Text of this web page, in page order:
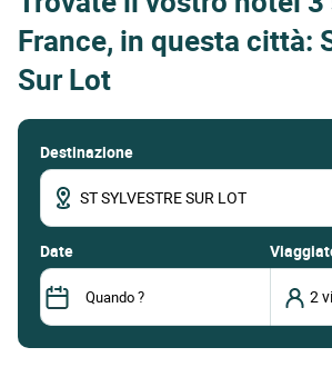
France, in questa città:
Sur Lot
Destinazione
date